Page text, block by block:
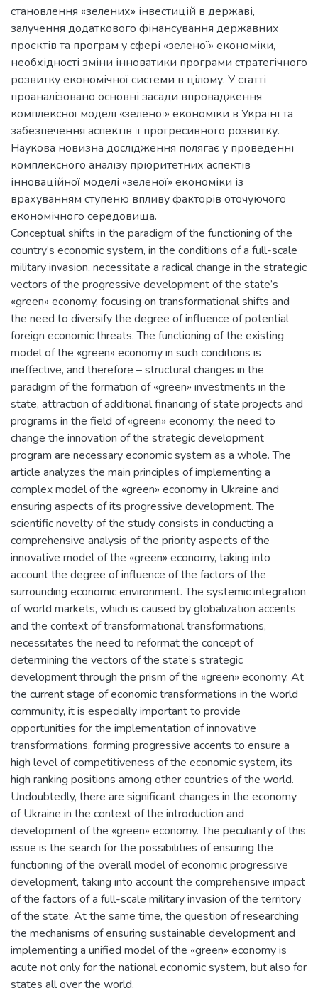
становлення «зелених» інвестицій в державі,
залучення додаткового фінансування державних
проєктів та програм у сфері «зеленої» економіки,
необхідності зміни інноватики програми стратегічного
розвитку економічної системи в цілому. У статті
проаналізовано основні засади впровадження
комплексної моделі «зеленої» економіки в Україні та
забезпечення аспектів її прогресивного розвитку.
Наукова новизна дослідження полягає у проведенні
комплексного аналізу пріоритетних аспектів
інноваційної моделі «зеленої» економіки із
врахуванням ступеню впливу факторів оточуючого
економічного середовища.
Conceptual shifts in the paradigm of the functioning of the
country’s economic system, in the conditions of a full-scale
military invasion, necessitate a radical change in the strategic
vectors of the progressive development of the state’s
«green» economy, focusing on transformational shifts and
the need to diversify the degree of influence of potential
foreign economic threats. The functioning of the existing
model of the «green» economy in such conditions is
ineffective, and therefore – structural changes in the
paradigm of the formation of «green» investments in the
state, attraction of additional financing of state projects and
programs in the field of «green» economy, the need to
change the innovation of the strategic development
program are necessary economic system as a whole. The
article analyzes the main principles of implementing a
complex model of the «green» economy in Ukraine and
ensuring aspects of its progressive development. The
scientific novelty of the study consists in conducting a
comprehensive analysis of the priority aspects of the
innovative model of the «green» economy, taking into
account the degree of influence of the factors of the
surrounding economic environment. The systemic integration
of world markets, which is caused by globalization accents
and the context of transformational transformations,
necessitates the need to reformat the concept of
determining the vectors of the state’s strategic
development through the prism of the «green» economy. At
the current stage of economic transformations in the world
community, it is especially important to provide
opportunities for the implementation of innovative
transformations, forming progressive accents to ensure a
high level of competitiveness of the economic system, its
high ranking positions among other countries of the world.
Undoubtedly, there are significant changes in the economy
of Ukraine in the context of the introduction and
development of the «green» economy. The peculiarity of this
issue is the search for the possibilities of ensuring the
functioning of the overall model of economic progressive
development, taking into account the comprehensive impact
of the factors of a full-scale military invasion of the territory
of the state. At the same time, the question of researching
the mechanisms of ensuring sustainable development and
implementing a unified model of the «green» economy is
acute not only for the national economic system, but also for
states all over the world.